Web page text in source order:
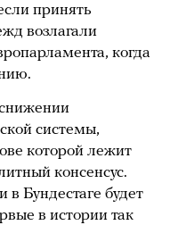
принять
возлагали
когда
системы,
которой лежит
консенсус.
Бундестаге будет
в истории так